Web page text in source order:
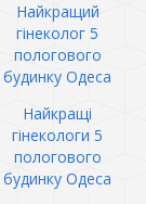
Найкращий
гінеколог 5
пологового
будинку Одеса
Найкращі
гінекологи 5
пологового
будинку Одеса